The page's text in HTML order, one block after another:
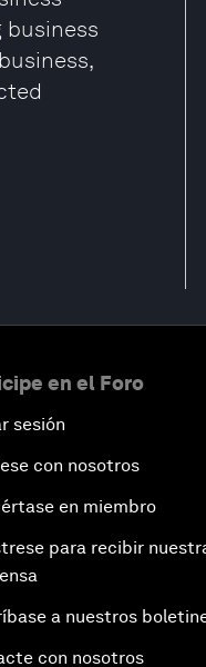
business
en el Foro
sesión
con nosotros
en miembro
para recibir
a nuestros
con nosotros